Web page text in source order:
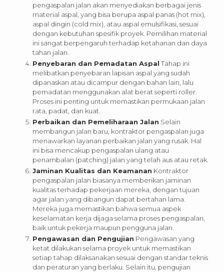
pengaspalan jalan akan menyediakan berbagai jenis
material aspal, yang bisa berupa aspal panas (hot mix),
aspal dingin (cold mix), atau aspal emulsifikasi, sesuai
dengan kebutuhan spesifik proyek. Pemilihan material
ini sangat berpengaruh terhadap ketahanan dan daya
tahan jalan.
Penyebaran dan Pemadatan Aspal Tahap ini
melibatkan penyebaran lapisan aspal yang sudah
dipanaskan atau dicampur dengan bahan lain, lalu
pemadatan menggunakan alat berat seperti roller.
Proses ini penting untuk memastikan permukaan jalan
rata, padat, dan kuat.
Perbaikan dan Pemeliharaan Jalan Selain
membangun jalan baru, kontraktor pengaspalan juga
menawarkan layanan perbaikan jalan yang rusak. Hal
ini bisa mencakup pengaspalan ulang atau
penambalan (patching) jalan yang telah aus atau retak.
Jaminan Kualitas dan Keamanan Kontraktor
pengaspalan jalan biasanya memberikan jaminan
kualitas terhadap pekerjaan mereka, dengan tujuan
agar jalan yang dibangun dapat bertahan lama.
Mereka juga memastikan bahwa semua aspek
keselamatan kerja dijaga selama proses pengaspalan,
baik untuk pekerja maupun pengguna jalan.
Pengawasan dan Pengujian Pengawasan yang
ketat dilakukan selama proyek untuk memastikan
setiap tahap dilaksanakan sesuai dengan standar teknis
dan peraturan yang berlaku. Selain itu, pengujian